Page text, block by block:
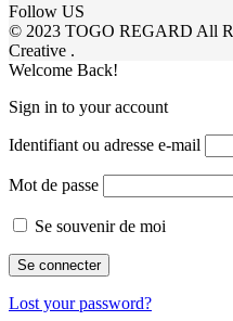
Follow US
© 2023 TOGO REGARD All
Creative .
Welcome Back!
Sign in to your account
Identifiant ou adresse e-mail
Mot de passe
Se souvenir de moi
Lost your password?